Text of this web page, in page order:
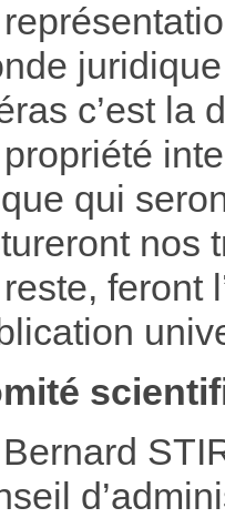
c’est la
qui
nos
feront